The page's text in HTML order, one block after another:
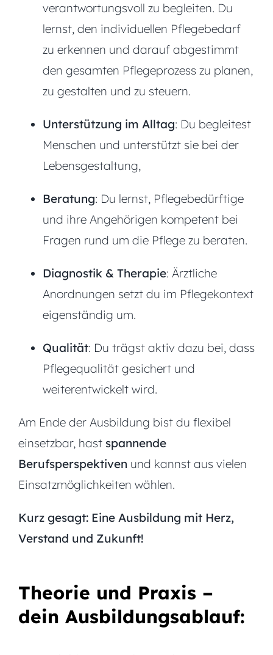
verantwortungsvoll zu begleiten. Du
lernst, den individuellen Pflegebedarf
zu erkennen und darauf abgestimmt
den gesamten Pflegeprozess zu planen,
zu gestalten und zu steuern.
Unterstützung im Alltag: Du begleitest
Menschen und unterstützt sie bei der
Lebensgestaltung,
Beratung: Du lernst, Pflegebedürftige
und ihre Angehörigen kompetent bei
Fragen rund um die Pflege zu beraten.
Diagnostik & Therapie: Ärztliche
Anordnungen setzt du im Pflegekontext
eigenständig um.
Qualität: Du trägst aktiv dazu bei, dass
Pflegequalität gesichert und
weiterentwickelt wird.
Am Ende der Ausbildung bist du flexibel
einsetzbar, hast spannende
Berufsperspektiven und kannst aus vielen
Einsatzmöglichkeiten wählen.
Kurz gesagt: Eine Ausbildung mit Herz,
Verstand und Zukunft!
Theorie und Praxis –
dein Ausbildungsablauf: